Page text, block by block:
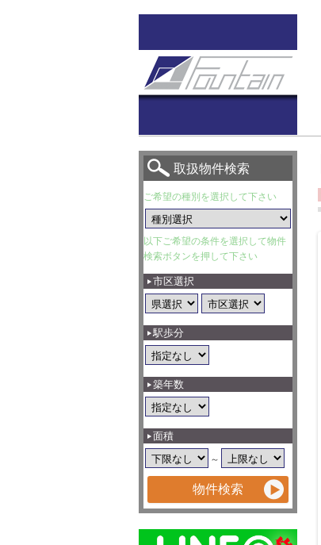
取扱物件検索
ご希望の種別を選択して下さい
以下ご希望の条件を選択して物件
検索ボタンを押して下さい
市区選択
駅歩分
築年数
面積
～